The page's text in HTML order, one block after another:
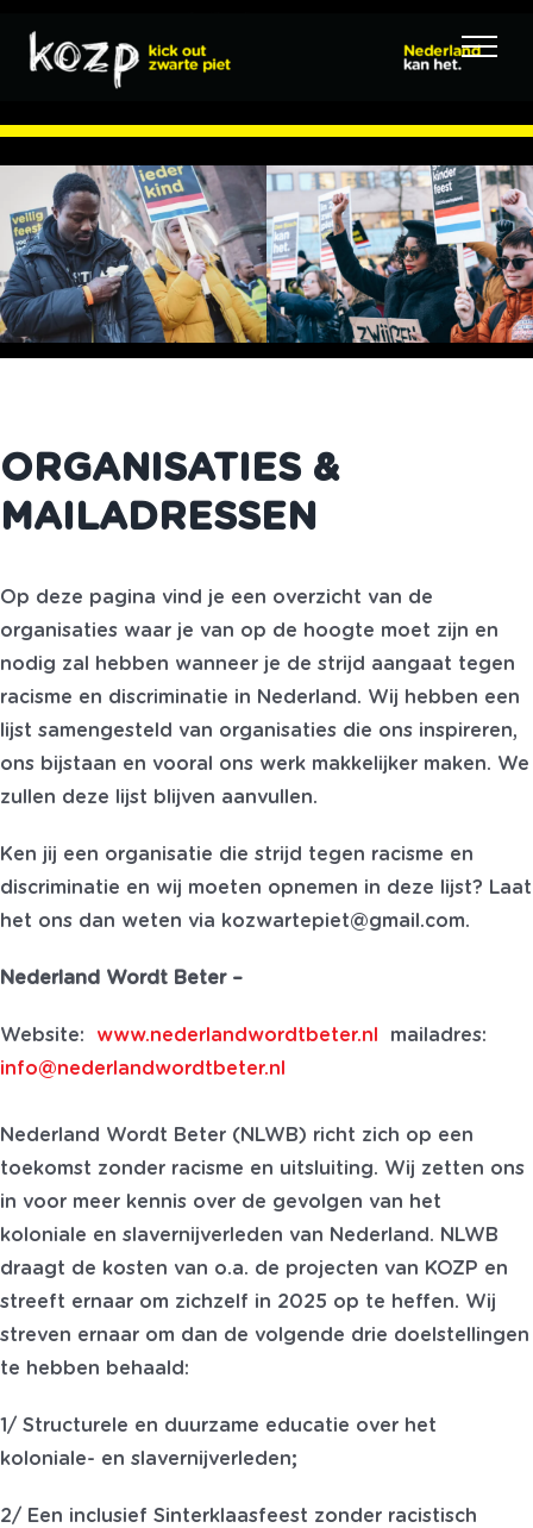
naar
ORGANISATIES &
MAILADRESSEN
Op deze pagina vind je een overzicht van de
organisaties waar je van op de hoogte moet zijn en
nodig zal hebben wanneer je de strijd aangaat tegen
racisme en discriminatie in Nederland. Wij hebben een
lijst samengesteld van organisaties die ons inspireren,
ons bijstaan en vooral ons werk makkelijker maken. We
zullen deze lijst blijven aanvullen.
Ken jij een organisatie die strijd tegen racisme en
discriminatie en wij moeten opnemen in deze lijst? Laat
het ons dan weten via kozwartepiet@gmail.com.
Nederland Wordt Beter –
Website: www.nederlandwordtbeter.nl mailadres:
info@nederlandwordtbeter.nl
Nederland Wordt Beter (NLWB) richt zich op een
toekomst zonder racisme en uitsluiting. Wij zetten ons
in voor meer kennis over de gevolgen van het
koloniale en slavernijverleden van Nederland. NLWB
draagt de kosten van o.a. de projecten van KOZP en
streeft ernaar om zichzelf in 2025 op te heffen. Wij
streven ernaar om dan de volgende drie doelstellingen
te hebben behaald:
1/ Structurele en duurzame educatie over het
koloniale- en slavernijverleden;
2/ Een inclusief Sinterklaasfeest zonder racistisch